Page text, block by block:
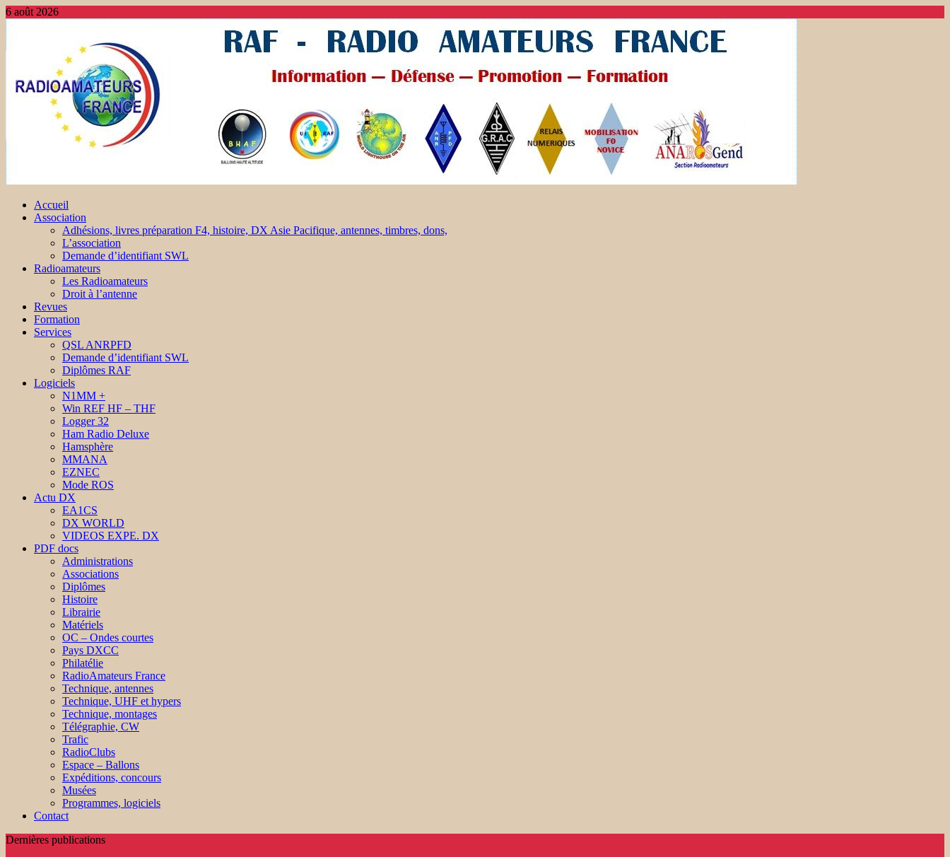
6 août 2026
Accueil
Association
Adhésions, livres préparation F4, histoire, DX Asie Pacifique, antennes, timbres, dons,
L’association
Demande d’identifiant SWL
Radioamateurs
Les Radioamateurs
Droit à l’antenne
Revues
Formation
Services
QSL ANRPFD
Demande d’identifiant SWL
Diplômes RAF
Logiciels
N1MM +
Win REF HF – THF
Logger 32
Ham Radio Deluxe
Hamsphère
MMANA
EZNEC
Mode ROS
Actu DX
EA1CS
DX WORLD
VIDEOS EXPE. DX
PDF docs
Administrations
Associations
Diplômes
Histoire
Librairie
Matériels
OC – Ondes courtes
Pays DXCC
Philatélie
RadioAmateurs France
Technique, antennes
Technique, UHF et hypers
Technique, montages
Télégraphie, CW
Trafic
RadioClubs
Espace – Ballons
Expéditions, concours
Musées
Programmes, logiciels
Contact
Dernières publications